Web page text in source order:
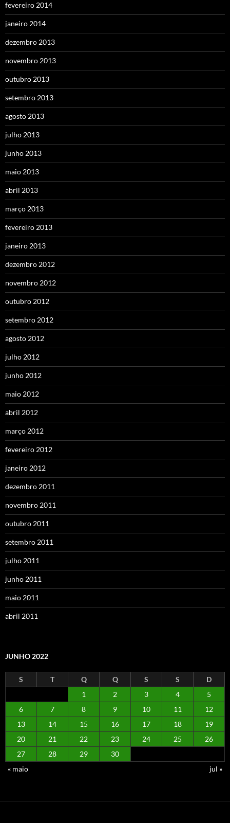
fevereiro 2014
janeiro 2014
dezembro 2013
novembro 2013
outubro 2013
setembro 2013
agosto 2013
julho 2013
junho 2013
maio 2013
abril 2013
março 2013
fevereiro 2013
janeiro 2013
dezembro 2012
novembro 2012
outubro 2012
setembro 2012
agosto 2012
julho 2012
junho 2012
maio 2012
abril 2012
março 2012
fevereiro 2012
janeiro 2012
dezembro 2011
novembro 2011
outubro 2011
setembro 2011
julho 2011
junho 2011
maio 2011
abril 2011
JUNHO 2022
S T Q Q S S
D
1
2 3 4
5
6
7 8 9 10 11
12
13
14 15 16 17 18
19
20
21 22 23 24 25
26
27
28 29
30
« maio
jul »